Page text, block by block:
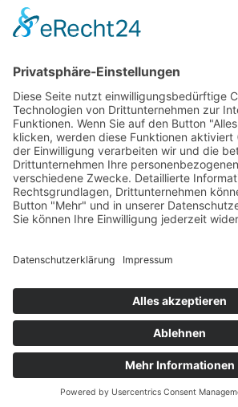
Betriebsferien
Wir befinden uns vom
19.12.2025 bis einschließlich
in unseren Betriebsferien.
In dieser Zeit werden Anfragen
kann es zu Verzögerungen bei der
Beantwortung kommen.